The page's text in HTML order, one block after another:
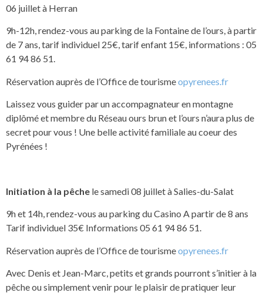
06 juillet à Herran
9h-12h, rendez-vous au parking de la Fontaine de l’ours, à partir
de 7 ans, tarif individuel 25€, tarif enfant 15€, informations : 05
61 94 86 51.
Réservation auprès de l’Office de tourismeopyrenees.fr
Laissez vous guider par un accompagnateur en montagne
diplômé et membre du Réseau ours brun et l’ours n’aura plus de
secret pour vous ! Une belle activité familiale au coeur des
Pyrénées !
Initiation à la pêche le samedi 08 juillet à Salies-du-Salat
9h et 14h, rendez-vous au parking du Casino A partir de 8 ans
Tarif individuel 35€ Informations 05 61 94 86 51.
Réservation auprès de l’Office de tourismeopyrenees.fr
Avec Denis et Jean-Marc, petits et grands pourront s’initier à la
pêche ou simplement venir pour le plaisir de pratiquer leur